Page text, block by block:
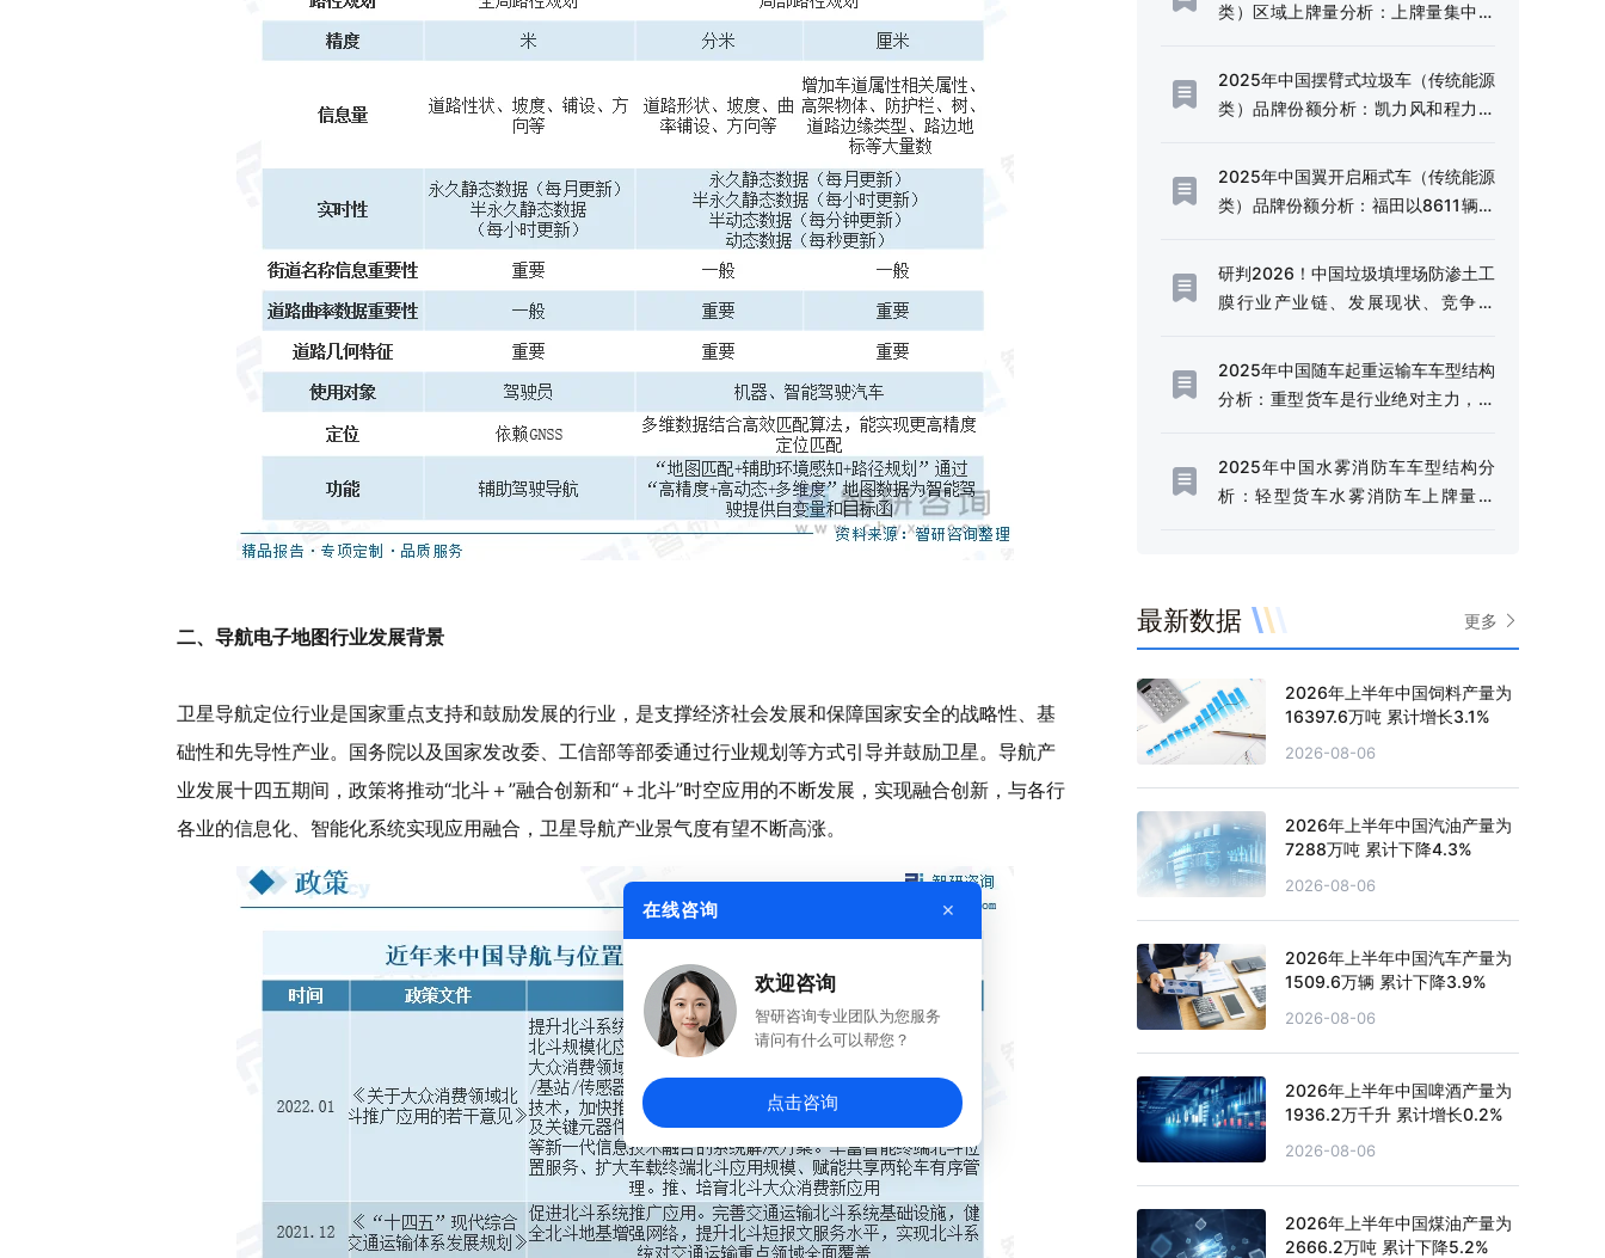
二、导航电子地图行业发展背景
卫星导航定位行业是国家重点支持和鼓励发展的行业，是支撑经济社会发展和保障国家安全的战略性、基
础性和先导性产业。国务院以及国家发改委、工信部等部委通过行业规划等方式引导并鼓励卫星。导航产
业发展十四五期间，政策将推动“北斗＋”融合创新和“＋北斗”时空应用的不断发展，实现融合创新，与各行
各业的信息化、智能化系统实现应用融合，卫星导航产业景气度有望不断高涨。
类）区域上牌量分析：上牌量集中于
2025年中国摆臂式垃圾车（传统能源
类）品牌份额分析：凯力风和程力威
2025年中国翼开启厢式车（传统能源
类）品牌份额分析：福田以8611辆稳
[图]
研判2026！中国垃圾填埋场防渗土工
膜行业产业链、发展现状、竞争格
代，防渗土工膜成为垃圾填埋场核心
材料[图]
2025年中国随车起重运输车车型结构
分析：重型货车是行业绝对主力，市
2025年中国水雾消防车车型结构分
析：轻型货车水雾消防车上牌量为
最新数据 更多
2026年上半年中国饲料产量为
16397.6万吨 累计增长3.1%
2026-08-06
2026年上半年中国汽油产量为
7288万吨 累计下降4.3%
2026-08-06
2026年上半年中国汽车产量为
1509.6万辆 累计下降3.9%
2026-08-06
2026年上半年中国啤酒产量为
1936.2万千升 累计增长0.2%
2026-08-06
2026年上半年中国煤油产量为
2666.2万吨 累计下降5.2%
在线咨询 ×
欢迎咨询
智研咨询专业团队为您服务
请问有什么可以帮您？
点击咨询